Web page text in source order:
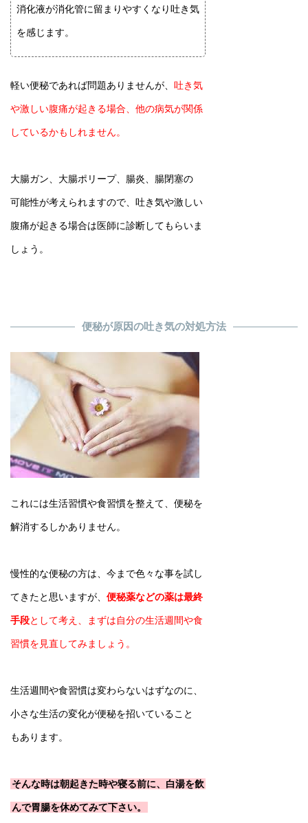
消化液が消化管に留まりやすくなり吐き気
を感じます。
軽い便秘であれば問題ありませんが、 吐き気
や激しい腹痛が起きる場合、他の病気が関係
しているかもしれません。
大腸ガン、大腸ポリープ、腸炎、腸閉塞の
可能性が考えられますので、吐き気や激しい
腹痛が起きる場合は医師に診断してもらいま
しょう。
便秘が原因の吐き気の対処方法
これには生活習慣や食習慣を整えて、便秘を
解消するしかありません。
慢性的な便秘の方は、今まで色々な事を試し
てきたと思いますが、 便秘薬などの薬は最終
手段として考え、まずは自分の生活週間や食
習慣を見直してみましょう。
生活週間や食習慣は変わらないはずなのに、
小さな生活の変化が便秘を招いていること
もあります。
そんな時は朝起きた時や寝る前に、白湯を飲
んで胃腸を休めてみて下さい。